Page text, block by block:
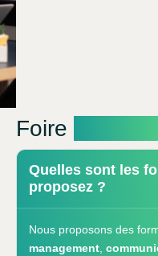
Foire
Quelles sont les
proposez ?
Nous proposons des
management,